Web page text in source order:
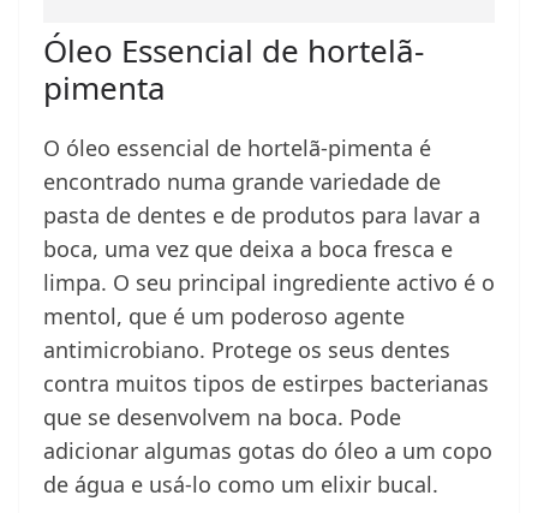
Óleo Essencial de hortelã-
pimenta
O óleo essencial de hortelã-pimenta é
encontrado numa grande variedade de
pasta de dentes e de produtos para lavar a
boca, uma vez que deixa a boca fresca e
limpa. O seu principal ingrediente activo é o
mentol, que é um poderoso agente
antimicrobiano. Protege os seus dentes
contra muitos tipos de estirpes bacterianas
que se desenvolvem na boca. Pode
adicionar algumas gotas do óleo a um copo
de água e usá-lo como um elixir bucal.